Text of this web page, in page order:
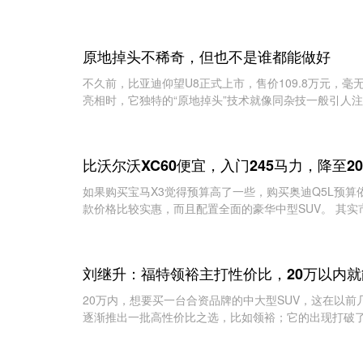
原地掉头不稀奇，但也不是谁都能做好
不久前，比亚迪仰望U8正式上市，售价109.8万元，毫
亮相时，它独特的“原地掉头”技术就像同杂技一般引人
比沃尔沃XC60便宜，入门245马力，降至
如果购买宝马X3觉得预算高了一些，购买奥迪Q5L预
款价格比较实惠，而且配置全面的豪华中型SUV。 其
刘继升：福特领裕主打性价比，20万以内
20万内，想要买一台合资品牌的中大型SUV，这在以
逐渐推出一批高性价比之选，比如领裕；它的出现打